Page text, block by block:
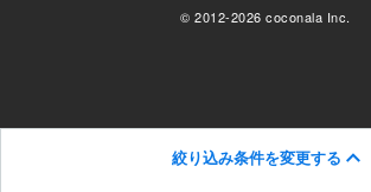
絞り込み条件を変更する